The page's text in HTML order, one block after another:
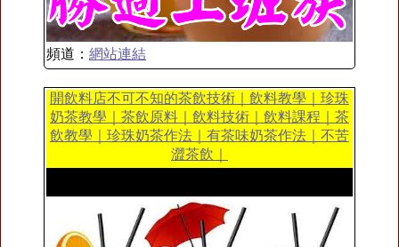
頻道： 網站連結
開飲料店不可不知的茶飲技術｜飲料教學｜珍珠
奶茶教學｜茶飲原料｜飲料技術｜飲料課程｜茶
飲教學｜珍珠奶茶作法｜有茶味奶茶作法｜不苦
澀茶飲｜